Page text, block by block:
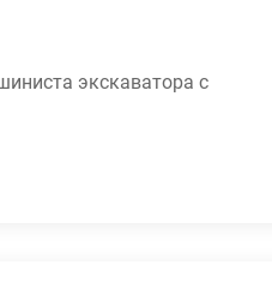
экскаватора с
(кроме KOMATSU